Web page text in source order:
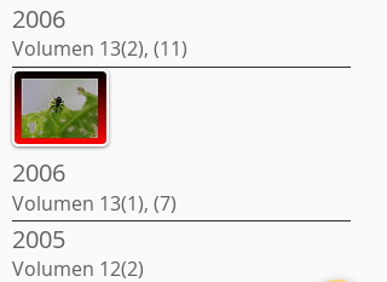
2006
Volumen 13(2), (11)
2006
Volumen 13(1), (7)
2005
Volumen 12(2)